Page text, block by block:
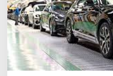
y
a
n
g
R
&
D
C